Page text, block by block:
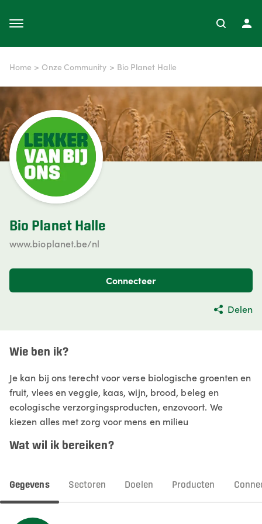
Home > Onze Community > Bio Planet Halle
Bio Planet Halle
www.bioplanet.be/nl
Connecteer
Delen
Wie ben ik?
Je kan bij ons terecht voor verse biologische groenten en
fruit, vlees en veggie, kaas, wijn, brood, beleg en
ecologische verzorgingsproducten, enzovoort. We
kiezen alles met zorg voor mens en milieu
Wat wil ik bereiken?
Gegevens Sectoren Doelen Producten